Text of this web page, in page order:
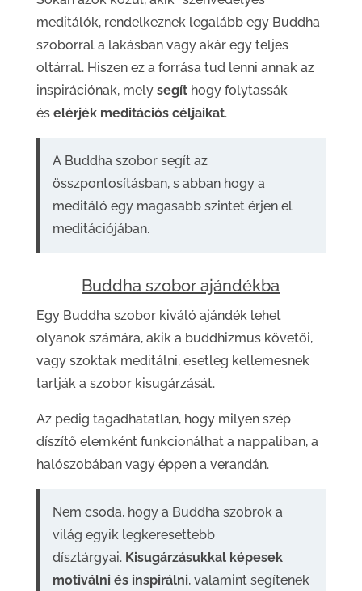
meditálók, rendelkeznek legalább egy Buddha
szoborral a lakásban vagy akár egy teljes
oltárral. Hiszen ez a forrása tud lenni annak az
inspirációnak, mely segíthogy folytassák
és elérjék meditációs céljaikat.
A Buddha szobor segít az
összpontosításban, s abban hogy a
meditáló egy magasabb szintet érjen el
meditációjában.
Buddha szobor ajándékba
Egy Buddha szobor kiváló ajándék lehet
olyanok számára, akik a buddhizmus követői,
vagy szoktak meditálni, esetleg kellemesnek
tartják a szobor kisugárzását.
Az pedig tagadhatatlan, hogy milyen szép
díszítő elemként funkcionálhat a nappaliban, a
halószobában vagy éppen a verandán.
Nem csoda, hogy a Buddha szobrok a
világ egyik legkeresettebb
dísztárgyai. Kisugárzásukkal képesek
motiválni és inspirálni, valamint segítenek